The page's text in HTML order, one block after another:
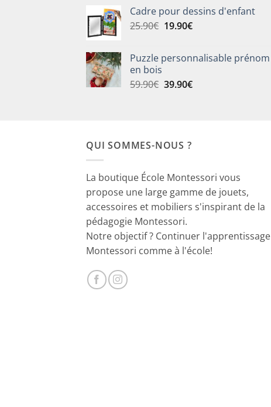
était :
65.00€.
est :
59.00€.
Cadre pour dessins d'enfant
25.90€ Le
était :
19.90€Le
est :
Puzzle personnalisable prénom
en bois
59.90€ Le
39.90€Le
QUI SOMMES-NOUS ?
La boutique École Montessori vous
propose une large gamme de jouets,
accessoires et mobiliers s'inspirant de la
pédagogie Montessori.
Notre objectif ? Continuer l'apprentissage
Montessori comme à l'école!